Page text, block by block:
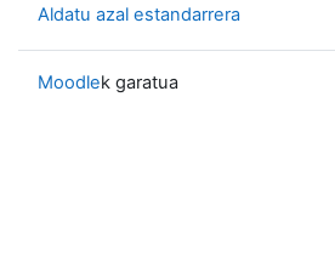
Aldatu azal estandarrera
Moodlek garatua